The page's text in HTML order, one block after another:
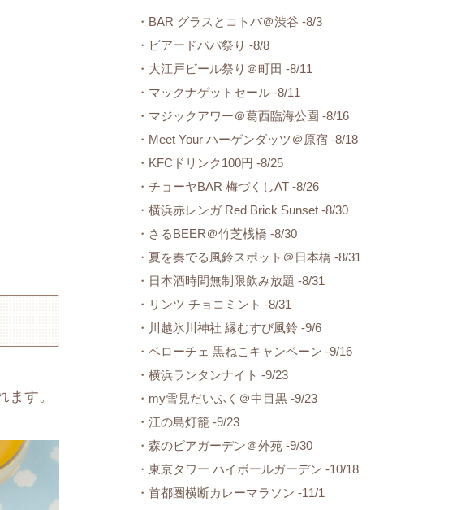
す。
・BAR グラスとコトバ＠渋谷 -8/3
・ビアードパパ祭り -8/8
・大江戸ビール祭り＠町田 -8/11
・マックナゲットセール -8/11
・マジックアワー＠葛西臨海公園 -8/16
・Meet Your ハーゲンダッツ＠原宿 -8/18
・KFCドリンク100円 -8/25
・チョーヤBAR 梅づくしAT -8/26
・横浜赤レンガ Red Brick Sunset -8/30
・さるBEER＠竹芝桟橋 -8/30
・夏を奏でる風鈴スポット＠日本橋 -8/31
・日本酒時間無制限飲み放題 -8/31
・リンツ チョコミント -8/31
・川越氷川神社 縁むすび風鈴 -9/6
・ベローチェ 黒ねこキャンペーン -9/16
・横浜ランタンナイト -9/23
・my雪見だいふく＠中目黒 -9/23
・江の島灯籠 -9/23
・森のビアガーデン＠外苑 -9/30
・東京タワー ハイボールガーデン -10/18
・首都圏横断カレーマラソン -11/1